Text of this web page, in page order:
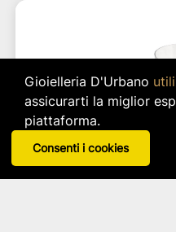
Gioielleria D'Urbano
assicurarti la miglior
piattaforma.
Consenti i cookies